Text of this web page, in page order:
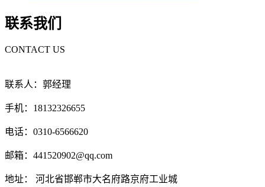
联系我们
CONTACT US
联系人：郭经理
手机：18132326655
电话：0310-6566620
邮箱：441520902@qq.com
地址： 河北省邯郸市大名府路京府工业城